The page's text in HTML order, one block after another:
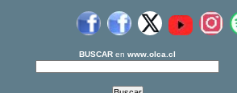
BUSCAR en www.olca.cl